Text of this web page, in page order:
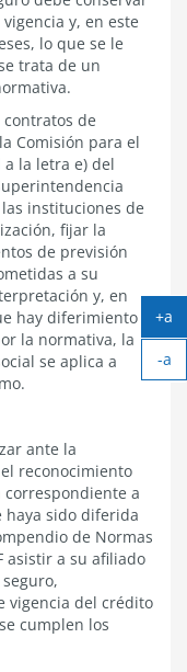
y, en este
lo que se le
trata de un
de
Comisión para el
la letra e) del
instituciones de
fijar la
de previsión
a su
y, en
hay diferimiento
la normativa, la
se aplica a
ante la
reconocimiento
a
haya sido diferida
de Normas
asistir a su afiliado
vigencia del crédito
cumplen los
+a
-a